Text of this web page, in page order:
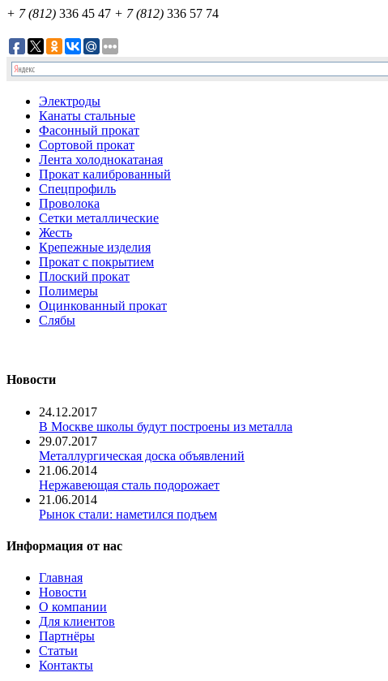
+ 7 (812) 336 45 47 + 7 (812) 336 57 74
Электроды
Канаты стальные
Фасонный прокат
Сортовой прокат
Лента холоднокатаная
Прокат калиброванный
Спецпрофиль
Проволока
Сетки металлические
Жесть
Крепежные изделия
Прокат с покрытием
Плоский прокат
Полимеры
Оцинкованный прокат
Слябы
Новости
24.12.2017
В Москве школы будут построены из металла
29.07.2017
Металлургическая доска объявлений
21.06.2014
Нержавеющая сталь подорожает
21.06.2014
Рынок стали: наметился подъем
Информация от нас
Главная
Новости
О компании
Для клиентов
Партнёры
Статьи
Контакты